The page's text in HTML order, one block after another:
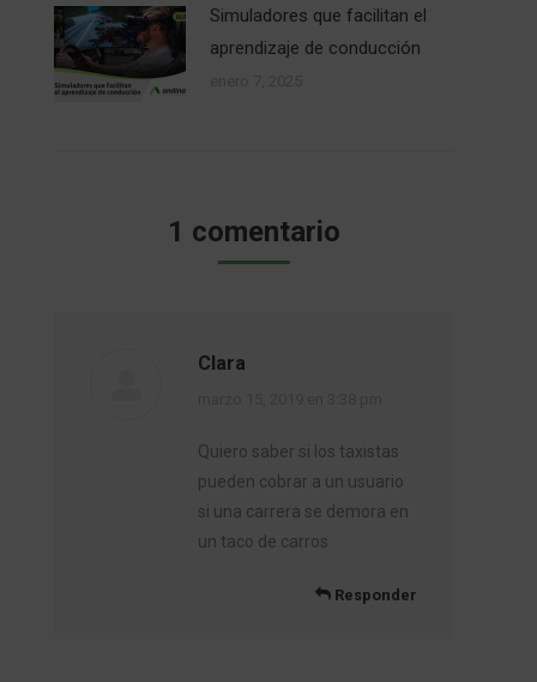
Simuladores que facilitan el
aprendizaje de conducción
1 comentario
Clara
Quiero saber si los taxistas
pueden cobrar a un usuario
si una carrera se demora en
un taco de carros
Responder